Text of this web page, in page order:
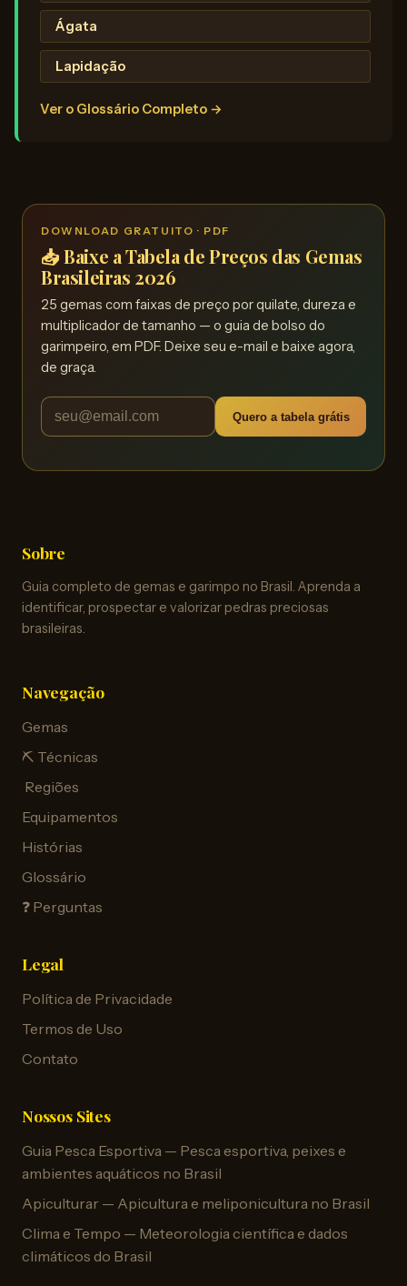
Ágata
Lapidação
Ver o Glossário Completo →
DOWNLOAD GRATUITO · PDF
📥 Baixe a Tabela de Preços das Gemas
Brasileiras 2026
25 gemas com faixas de preço por quilate, dureza e
multiplicador de tamanho — o guia de bolso do
garimpeiro, em PDF. Deixe seu e-mail e baixe agora,
de graça.
Quero a tabela grátis
Sobre
Guia completo de gemas e garimpo no Brasil. Aprenda a
identificar, prospectar e valorizar pedras preciosas
brasileiras.
Navegação
Gemas
⛏️ Técnicas
️ Regiões
Equipamentos
Histórias
Glossário
❓ Perguntas
Legal
Política de Privacidade
Termos de Uso
Contato
Nossos Sites
Guia Pesca Esportiva — Pesca esportiva, peixes e
ambientes aquáticos no Brasil
Apiculturar — Apicultura e meliponicultura no Brasil
Clima e Tempo — Meteorologia científica e dados
climáticos do Brasil